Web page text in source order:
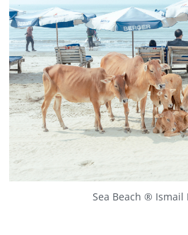
Sea Beach ® Ismail